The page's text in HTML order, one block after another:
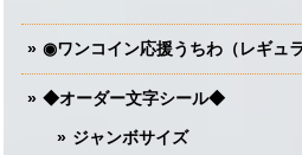
◉ワンコイン応援うちわ（レギュ
◆オーダー文字シール◆
ジャンボサイズ